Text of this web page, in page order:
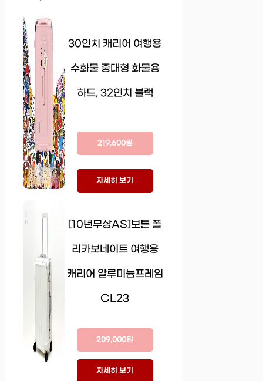
30인치 캐리어 여행용
수화물 중대형 화물용
하드, 32인치 블랙
219,600원
자세히 보기
[10년무상AS]보튼 폴
리카보네이트 여행용
캐리어 알루미늄프레임
CL23
209,000원
자세히 보기